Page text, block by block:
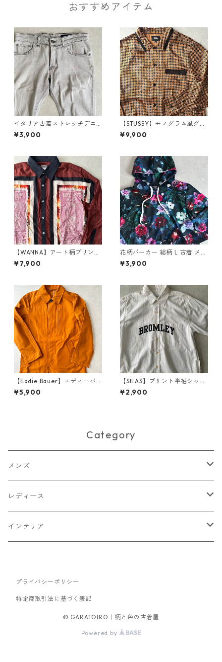
おすすめアイテム
イタリア古着ストレッチデニ
ムパンツ グレー 32 古着 メン
ズ
¥3,900
【STUSSY】モノグラム風グラ
フィカル総柄シャツ 総柄 M 古
着 メンズ
¥9,900
【WANNA】アート柄プリント
シャツ ブラウン 1 古着 メンズ
¥7,900
花柄パーカー 総柄 L 古着 メン
ズ
¥3,900
【Eddie Bauer】エディーバ
ウアー ナイロンステンカラー
コート オレンジ S 古着 メンズ
¥5,900
【SILAS】プリント半袖シャツ
ホワイト M 古着 メンズ
¥2,900
Category
メンズ
トップス
Tシャツ・カットソー
スウェット
ボトムス
ジャケット
バッグ
レディース
トップス
シャツ
スカート
アウター
インテリア
テレビ台
プライバシーポリシー
特定商取引法に基づく表記
© GARATOIRO｜柄と色の古着屋
Powered by